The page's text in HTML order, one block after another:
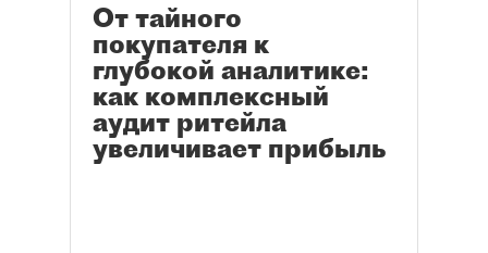
От тайного
покупателя к
глубокой аналитике:
как комплексный
аудит ритейла
увеличивает прибыль